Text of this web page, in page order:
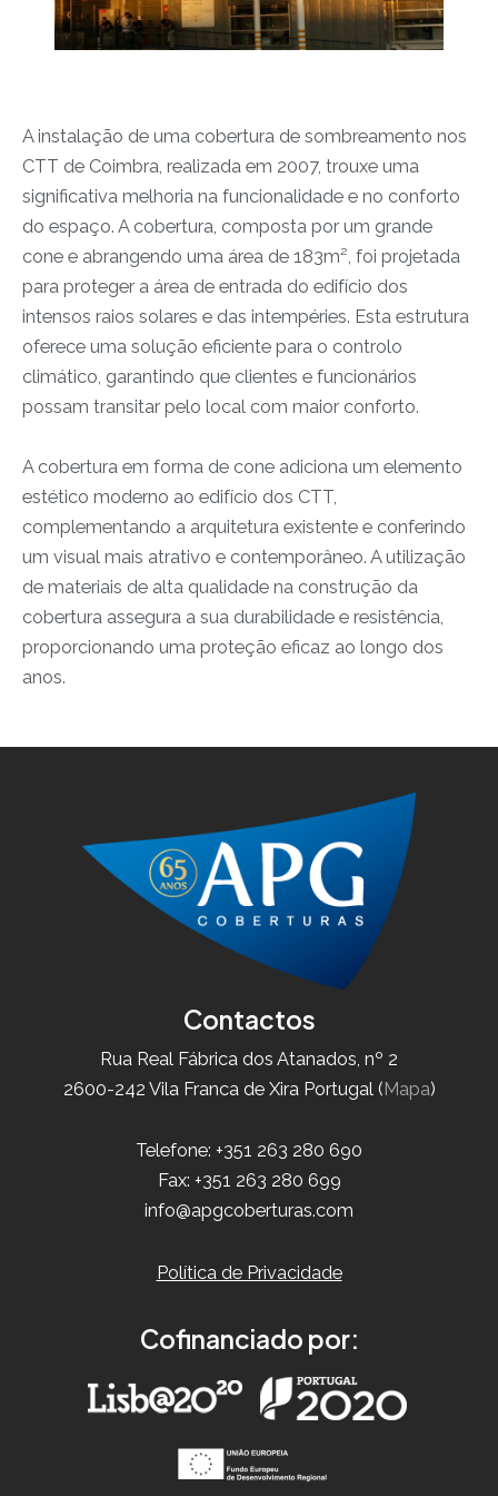
A instalação de uma cobertura de sombreamento nos
CTT de Coimbra, realizada em 2007, trouxe uma
significativa melhoria na funcionalidade e no conforto
do espaço. A cobertura, composta por um grande
cone e abrangendo uma área de 183m², foi projetada
para proteger a área de entrada do edifício dos
intensos raios solares e das intempéries. Esta estrutura
oferece uma solução eficiente para o controlo
climático, garantindo que clientes e funcionários
possam transitar pelo local com maior conforto.
A cobertura em forma de cone adiciona um elemento
estético moderno ao edifício dos CTT,
complementando a arquitetura existente e conferindo
um visual mais atrativo e contemporâneo. A utilização
de materiais de alta qualidade na construção da
cobertura assegura a sua durabilidade e resistência,
proporcionando uma proteção eficaz ao longo dos
anos.
Contactos
Rua Real Fábrica dos Atanados, nº 2
2600-242 Vila Franca de Xira Portugal (Mapa)
Telefone: +351 263 280 690
Fax: +351 263 280 699
info@apgcoberturas.com
Política de Privacidade
Cofinanciado por: